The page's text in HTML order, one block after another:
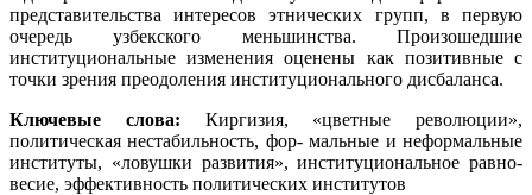
представительства интересов этнических групп, в первую
очередь узбекского меньшинства. Произошедшие
институциональные изменения оценены как позитивные с
точки зрения преодоления институционального дисбаланса.
Ключевые слова: Киргизия, «цветные революции»,
политическая нестабильность, фор- мальные и неформальные
институты, «ловушки развития», институциональное равно-
весие, эффективность политических институтов